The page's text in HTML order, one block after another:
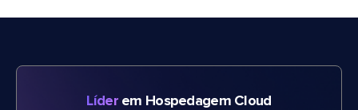
Líderem Hospedagem Cloud